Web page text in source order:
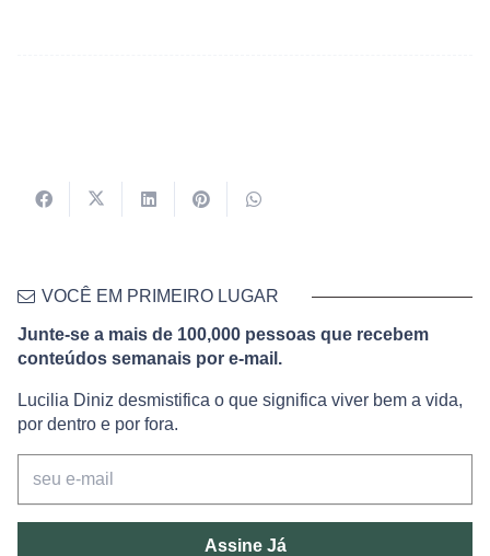
VOCÊ EM PRIMEIRO LUGAR
Junte-se a mais de 100,000 pessoas que recebem
conteúdos semanais por e-mail.
Lucilia Diniz desmistifica o que significa viver bem a vida,
por dentro e por fora.
Assine Já